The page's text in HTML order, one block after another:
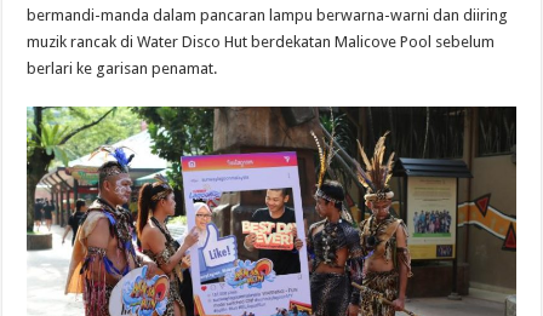
bermandi-manda dalam pancaran lampu berwarna-warni dan diiring
muzik rancak di Water Disco Hut berdekatan Malicove Pool sebelum
berlari ke garisan penamat.